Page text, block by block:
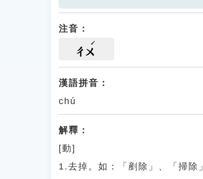
注音：
ㄔㄨ
漢語拼音：
chú
解釋：
[動]
1.去掉。如：「剷除」、「掃除